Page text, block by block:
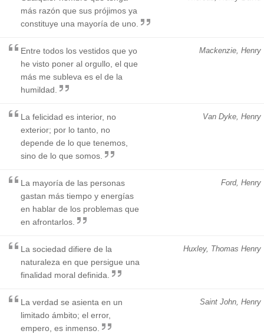
más razón que sus prójimos ya
constituye una mayoría de uno.
Mackenzie, Henry
Entre todos los vestidos que yo
he visto poner al orgullo, el que
más me subleva es el de la
humildad.
Van Dyke, Henry
La felicidad es interior, no
exterior; por lo tanto, no
depende de lo que tenemos,
sino de lo que somos.
Ford, Henry
La mayoría de las personas
gastan más tiempo y energías
en hablar de los problemas que
en afrontarlos.
Huxley, Thomas Henry
La sociedad difiere de la
naturaleza en que persigue una
finalidad moral definida.
Saint John, Henry
La verdad se asienta en un
limitado ámbito; el error,
empero, es inmenso.